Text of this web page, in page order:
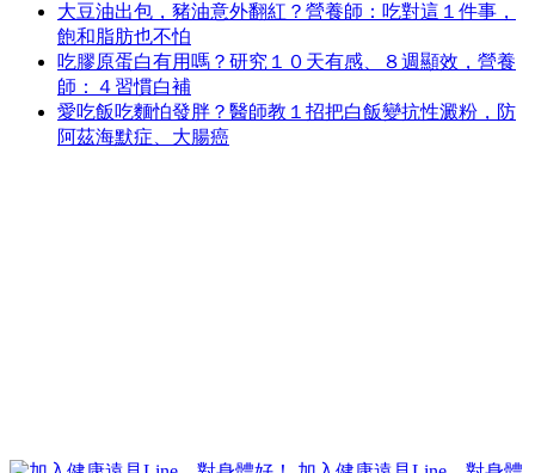
大豆油出包，豬油意外翻紅？營養師：吃對這１件事，
飽和脂肪也不怕
吃膠原蛋白有用嗎？研究１０天有感、８週顯效，營養
師：４習慣白補
愛吃飯吃麵怕發胖？醫師教１招把白飯變抗性澱粉，防
阿茲海默症、大腸癌